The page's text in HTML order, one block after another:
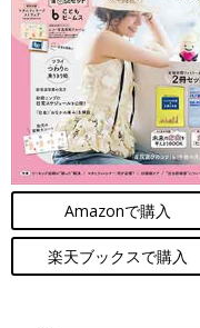
Amazonで購入
楽天ブックスで購入